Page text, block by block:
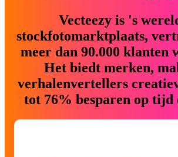
Vecteezy is 's
stockfotomarktplaats,
meer dan 90.000 klanten
Het biedt merken,
verhalenvertellers
tot 76% besparen op tijd